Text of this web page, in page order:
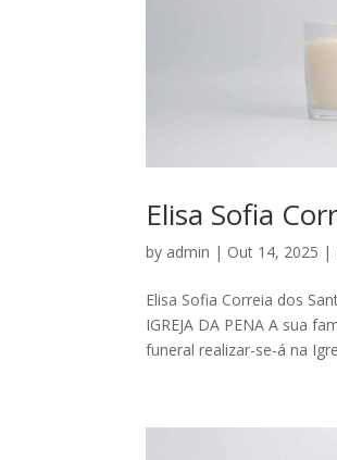
Elisa Sofia
by admin | Out 14, 2025 |
Elisa Sofia Correia dos
IGREJA DA PENA A sua
funeral realizar-se-á na